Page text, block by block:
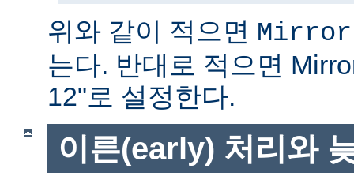
위와 같이 적으면
는다. 반대로 적으면
12"로 설정한다.
이른(early) 처리와